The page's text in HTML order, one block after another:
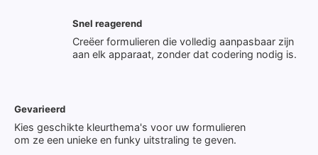
Snel reagerend
Creëer formulieren die volledig aanpasbaar zijn
aan elk apparaat, zonder dat codering nodig is.
Gevarieerd
Kies geschikte kleurthema's voor uw formulieren
om ze een unieke en funky uitstraling te geven.